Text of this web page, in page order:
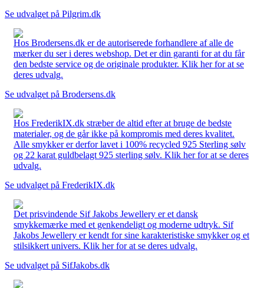
Se udvalget på Pilgrim.dk
Hos Brodersens.dk er de autoriserede forhandlere af alle de
mærker du ser i deres webshop. Det er din garanti for at du får
den bedste service og de originale produkter. Klik her for at se
deres udvalg.
Se udvalget på Brodersens.dk
Hos FrederikIX.dk stræber de altid efter at bruge de bedste
materialer, og de går ikke på kompromis med deres kvalitet.
Alle smykker er derfor lavet i 100% recycled 925 Sterling sølv
og 22 karat guldbelagt 925 sterling sølv. Klik her for at se deres
udvalg.
Se udvalget på FrederikIX.dk
Det prisvindende Sif Jakobs Jewellery er et dansk
smykkemærke med et genkendeligt og moderne udtryk. Sif
Jakobs Jewellery er kendt for sine karakteristiske smykker og et
stilsikkert univers. Klik her for at se deres udvalg.
Se udvalget på SifJakobs.dk